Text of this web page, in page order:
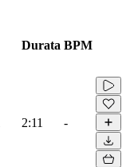
Durata BPM
2:11 -